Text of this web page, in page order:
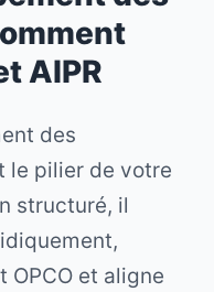
AIPR
des
le pilier de votre
structuré, il
OPCO et aligne